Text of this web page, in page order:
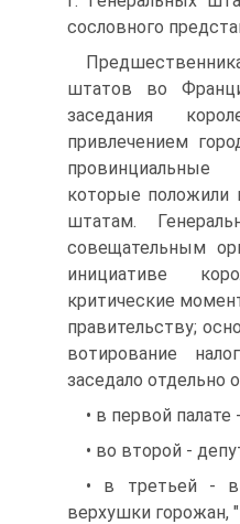
сословного
штатов во
заседания
привлечением
провинциальные
которые положили
штатам.
совещательным
инициативе
критические
правительству;
вотирование
заседало отдельно
• в первой
• во второй -
• в третьей -
верхушки горожан,